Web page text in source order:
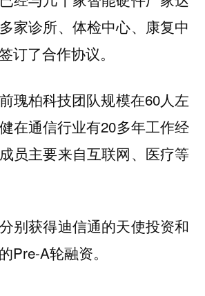
家诊所、体检中心、康复中
订了合作协议。
瑰柏科技团队规模在60人左
在通信行业有20多年工作经
员主要来自互联网、医疗等
别获得迪信通的天使投资和
Pre-A轮融资。